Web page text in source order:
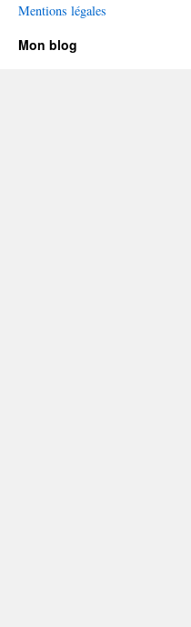
Mentions légales
Mon blog